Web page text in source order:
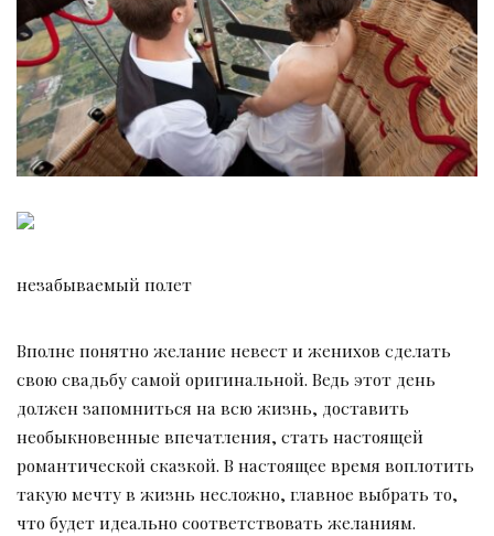
незабываемый полет
Вполне понятно желание невест и женихов сделать
свою свадьбу самой оригинальной. Ведь этот день
должен запомниться на всю жизнь, доставить
необыкновенные впечатления, стать настоящей
романтической сказкой. В настоящее время воплотить
такую мечту в жизнь несложно, главное выбрать то,
что будет идеально соответствовать желаниям.